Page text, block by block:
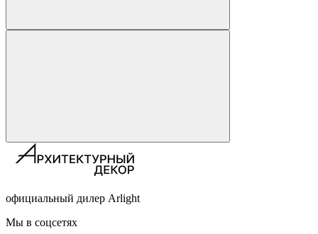
официальный дилер Arlight
Мы в соцсетях